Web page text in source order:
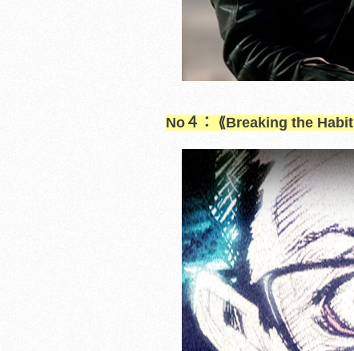
No４： ⟪Breaking the Habit